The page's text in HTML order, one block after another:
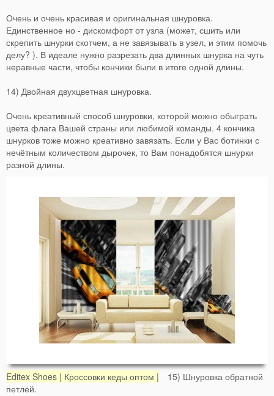
Очень и очень красивая и оригинальная шнуровка.
Единственное но - дискомфорт от узла (может, сшить или
скрепить шнурки скотчем, а не завязывать в узел, и этим помочь
делу? ). В идеале нужно разрезать два длинных шнурка на чуть
неравные части, чтобы кончики были в итоге одной длины.
14) Двойная двухцветная шнуровка.
Очень креативный способ шнуровки, которой можно обыграть
цвета флага Вашей страны или любимой команды. 4 кончика
шнурков тоже можно креативно завязать. Если у Вас ботинки с
нечётным количеством дырочек, то Вам понадобятся шнурки
разной длины.
Editex Shoes | Кроссовки кеды оптом | 15) Шнуровка обратной
петлёй.